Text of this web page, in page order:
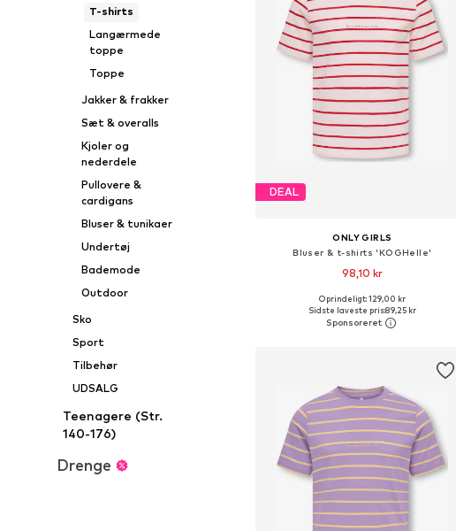
T-shirts
Langærmede
toppe
Toppe
Jakker & frakker
Sæt & overalls
Kjoler og
nederdele
Pullovere &
cardigans
Bluser & tunikaer
Undertøj
Bademode
Outdoor
Sko
Sport
Tilbehør
UDSALG
Teenagere (Str.
140-176)
Drenge
DEAL
ONLY GIRLS
Bluser & t-shirts 'KOGHelle'
98,10 kr
Tilgængelige størrelser: 134-140, 146-152
Føj til indkøbskurv
Oprindeligt: 129,00 kr
Sidste laveste pris:89,25 kr